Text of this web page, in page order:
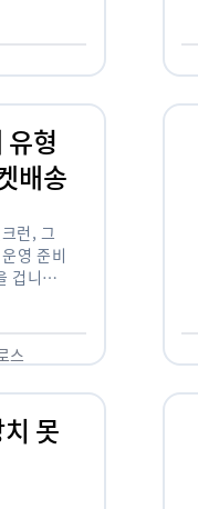
형
배송
런, 그
영 준비
겁니다.
스
못